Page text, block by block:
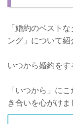
「婚約のベスト
ング」について紹
いつから婚約をす
「いつから」に
き合いを心がけま